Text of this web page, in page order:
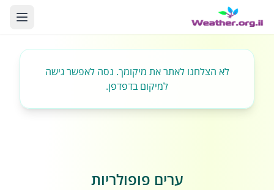
לא הצלחנו לאתר את מיקומך. נסה לאפשר גישה
למיקום בדפדפן.
ערים פופולריות